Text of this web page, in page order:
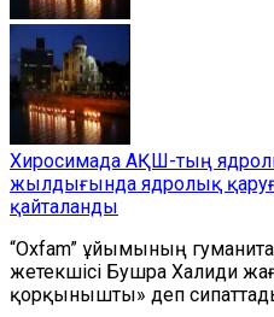
Хиросимада АҚШ-тың
жылдығында ядролық
қайталанды
“Oxfam” ұйымының
жетекшісі Бушра Халиди
қорқынышты» деп